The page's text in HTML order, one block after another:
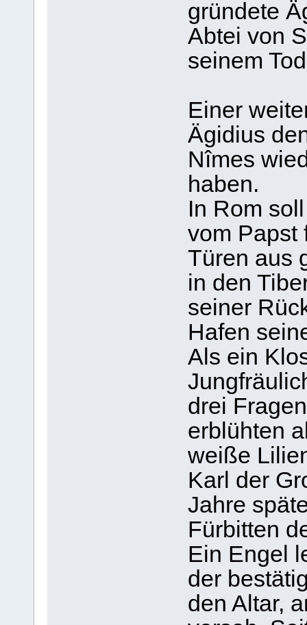
gründete
Abtei von
seinem
Einer
Ägidius
Nîmes
haben.
In Rom
vom Papst
Türen aus
in den
seiner
Hafen
Als ein
drei
erblühten
weiße
Karl der
Jahre
Fürbitten
Ein Engel
der
den Altar,